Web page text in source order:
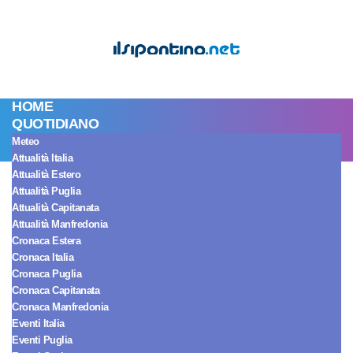
HOME
QUOTIDIANO
Meteo
Attualità Italia
Attualità Estero
Attualità Puglia
Attualità Capitanata
Attualità Manfredonia
Cronaca Estera
Cronaca Italia
Cronaca Puglia
Cronaca Capitanata
Cronaca Manfredonia
Eventi Italia
Eventi Puglia
Spettacolo Italia
Oroscopo di Paolo
Fox dell’8 luglio:
giornata critica per i
Gemelli